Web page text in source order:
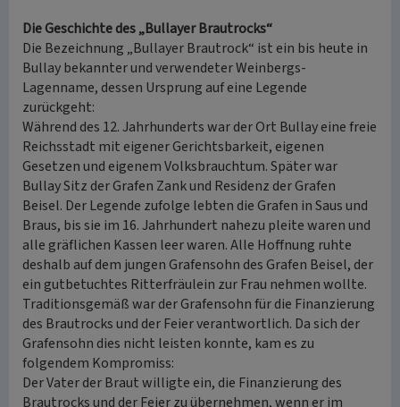
Die Geschichte des „Bullayer Brautrocks“
Die Bezeichnung „Bullayer Brautrock“ ist ein bis heute in
Bullay bekannter und verwendeter Weinbergs-
Lagenname, dessen Ursprung auf eine Legende
zurückgeht:
Während des 12. Jahrhunderts war der Ort Bullay eine freie
Reichsstadt mit eigener Gerichtsbarkeit, eigenen
Gesetzen und eigenem Volksbrauchtum. Später war
Bullay Sitz der Grafen Zank und Residenz der Grafen
Beisel. Der Legende zufolge lebten die Grafen in Saus und
Braus, bis sie im 16. Jahrhundert nahezu pleite waren und
alle gräflichen Kassen leer waren. Alle Hoffnung ruhte
deshalb auf dem jungen Grafensohn des Grafen Beisel, der
ein gutbetuchtes Ritterfräulein zur Frau nehmen wollte.
Traditionsgemäß war der Grafensohn für die Finanzierung
des Brautrocks und der Feier verantwortlich. Da sich der
Grafensohn dies nicht leisten konnte, kam es zu
folgendem Kompromiss:
Der Vater der Braut willigte ein, die Finanzierung des
Brautrocks und der Feier zu übernehmen, wenn er im